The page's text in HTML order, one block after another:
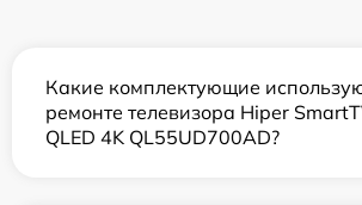
Какие комплектующие
ремонте телевизора Hiper
QLED 4K QL55UD700AD?